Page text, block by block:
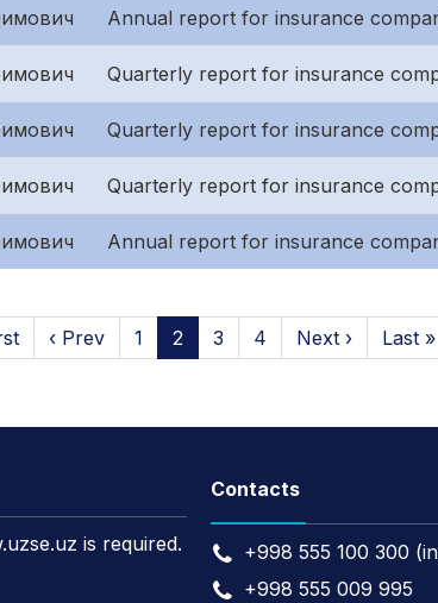
Annual report for insurance
Quarterly report for insurance
Quarterly report for insurance
Quarterly report for insurance
Annual report for insurance
‹ Prev 1 2 3 4 Next › Last »
is required.
Contacts
+998 555 100 300
+998 555 009 995